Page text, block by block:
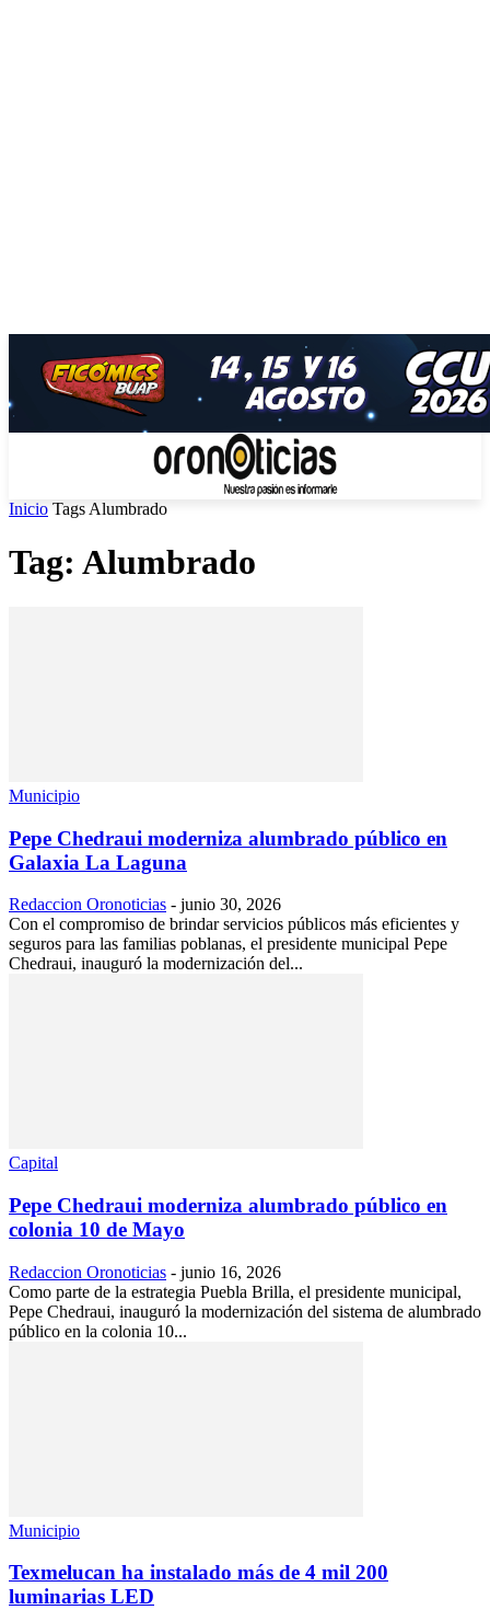
Inicio Tags Alumbrado
Tag: Alumbrado
Municipio
Pepe Chedraui moderniza alumbrado público en
Galaxia La Laguna
Redaccion Oronoticias - junio 30, 2026
Con el compromiso de brindar servicios públicos más eficientes y
seguros para las familias poblanas, el presidente municipal Pepe
Chedraui, inauguró la modernización del...
Capital
Pepe Chedraui moderniza alumbrado público en
colonia 10 de Mayo
Redaccion Oronoticias - junio 16, 2026
Como parte de la estrategia Puebla Brilla, el presidente municipal,
Pepe Chedraui, inauguró la modernización del sistema de alumbrado
público en la colonia 10...
Municipio
Texmelucan ha instalado más de 4 mil 200
luminarias LED